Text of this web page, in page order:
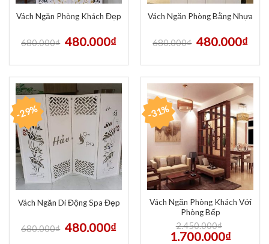
Vách Ngăn Phòng Khách Đẹp
680.000₫ 480.000₫
Vách Ngăn Phòng Bằng Nhựa
680.000₫ 480.000₫
-29%
Vách Ngăn Di Động Spa Đẹp
680.000₫ 480.000₫
-31%
Vách Ngăn Phòng Khách Với
Phòng Bếp
2.450.000₫
1.700.000₫